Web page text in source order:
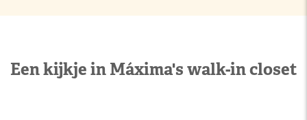
Een kijkje in Máxima's walk-in closet